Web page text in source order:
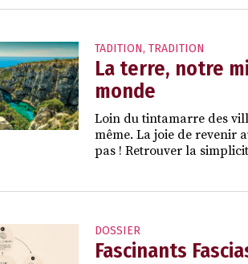
TADITION, TRADITION
La terre, notre
monde
Loin du tintamarre des
même. La joie de revenir
pas ! Retrouver la
DOSSIER
Fascinants